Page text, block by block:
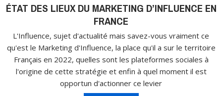
ÉTAT DES LIEUX DU MARKETING D’INFLUENCE EN
FRANCE
L'Influence, sujet d'actualité mais savez-vous vraiment ce
qu'est le Marketing d'Influence, la place qu'il a sur le territoire
Français en 2022, quelles sont les plateformes sociales à
l'origine de cette stratégie et enfin à quel moment il est
opportun d'actionner ce levier